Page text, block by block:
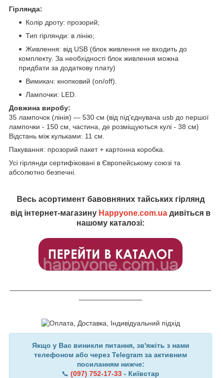
Гірлянда:
Колір дроту: прозорий;
Тип гірлянди: в лінію;
Живлення: від USB (блок живлення не входить до
комплекту. За необхідності блок живлення можна
придбати за додаткову плату)
Вимикач: кнопковий (on/off).
Лампочки: LED.
Довжина виробу:
35 лампочок (лінія) — 530 см (від під'єднувача usb до першої
лампочки - 150 см, частина, де розміщуються кулі - 38 см)
Відстань між кульками: 11 см.
Пакування: прозорий пакет + картонна коробка.
Усі гірлянди сертифіковані в Європейському союзі та
абсолютно безпечні.
Весь асортимент бавовняних тайських гірлянд
від інтернет-магазину Happyone.com.ua дивіться в
нашому каталозі:
Якщо у Вас виникли питання, зв'яжіть з нами
телефоном або через Telegram за активним
посиланням нижче:
📞 (097) 752-17-33 - Київстар